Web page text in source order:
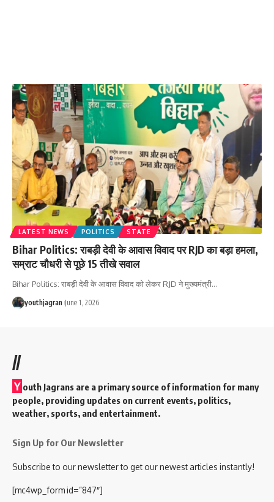
LATEST NEWS POLITICS STATE
Bihar Politics: राबड़ी देवी के आवास विवाद पर RJD का बड़ा हमला,
सम्राट चौधरी से पूछे 15 तीखे सवाल
Bihar Politics: राबड़ी देवी के आवास विवाद को लेकर RJD ने मुख्यमंत्री…
youthjagran June 1, 2026
//
Y outh Jagrans are a primary source of information for many
people, providing updates on current events, politics,
weather, sports, and entertainment.
Sign Up for Our Newsletter
Subscribe to our newsletter to get our newest articles instantly!
[mc4wp_form id=”847″]